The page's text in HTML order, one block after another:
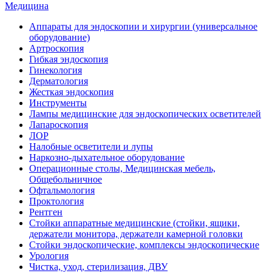
Медицина
Аппараты для эндоскопии и хирургии (универсальное
оборудование)
Артроскопия
Гибкая эндоскопия
Гинекология
Дерматология
Жесткая эндоскопия
Инструменты
Лампы медицинские для эндоскопических осветителей
Лапароскопия
ЛОР
Налобные осветители и лупы
Наркозно-дыхательное оборудование
Операционные столы, Медицинская мебель,
Общебольничное
Офтальмология
Проктология
Рентген
Стойки аппаратные медицинские (стойки, ящики,
держатели монитора, держатели камерной головки
Стойки эндоскопические, комплексы эндоскопические
Урология
Чистка, уход, стерилизация, ДВУ